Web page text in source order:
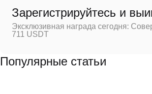
Зарегистрируйтесь и
Эксклюзивная награда сегодня:
711 USDT
Популярные статьи